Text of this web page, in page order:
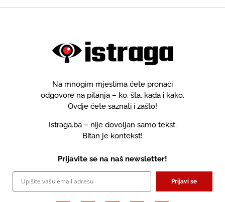
Na mnogim mjestima ćete pronaći
odgovore na pitanja – ko, šta, kada i kako.
Ovdje ćete saznati i zašto!
Istraga.ba – nije dovoljan samo tekst.
Bitan je kontekst!
Prijavite se na naš newsletter!
Prijavi se